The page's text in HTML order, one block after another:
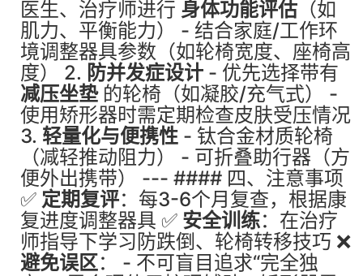
医生、治疗师进行 身体功能评估 （如
肌力、平衡能力） - 结合家庭/工作环
境调整器具参数（如轮椅宽度、座椅高
度） 2. 防并发症设计 - 优先选择带有
减压坐垫的轮椅（如凝胶/充气式） -
使用矫形器时需定期检查皮肤受压情况
3. 轻量化与便携性 - 钛合金材质轮椅
（减轻推动阻力） - 可折叠助行器（方
便外出携带） --- #### 四、注意事项
✅ 定期复评：每3-6个月复查，根据康
复进度调整器具 ✅ 安全训练：在治疗
师指导下学习防跌倒、轮椅转移技巧 ❌
避免误区： - 不可盲目追求“完全独